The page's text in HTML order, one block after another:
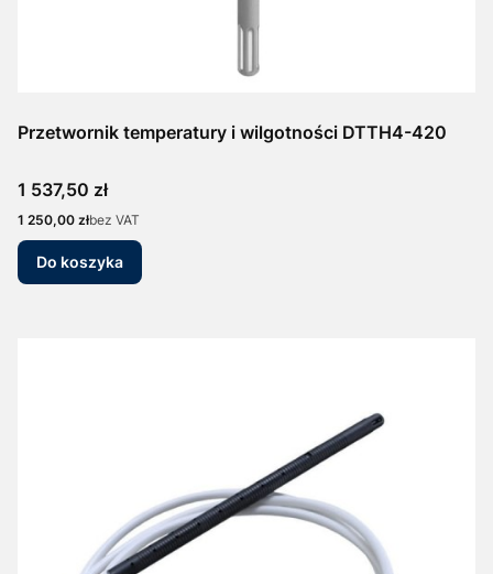
Przetwornik temperatury i wilgotności DTTH4-420
Cena
1 537,50 zł
Cena
1 250,00 złbez VAT
Do koszyka